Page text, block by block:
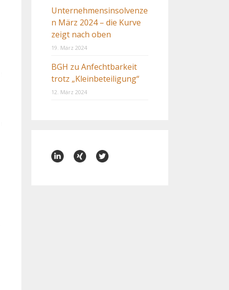
Unternehmensinsolvenze
n März 2024 – die Kurve
zeigt nach oben
19. März 2024
BGH zu Anfechtbarkeit
trotz „Kleinbeteiligung“
12. März 2024